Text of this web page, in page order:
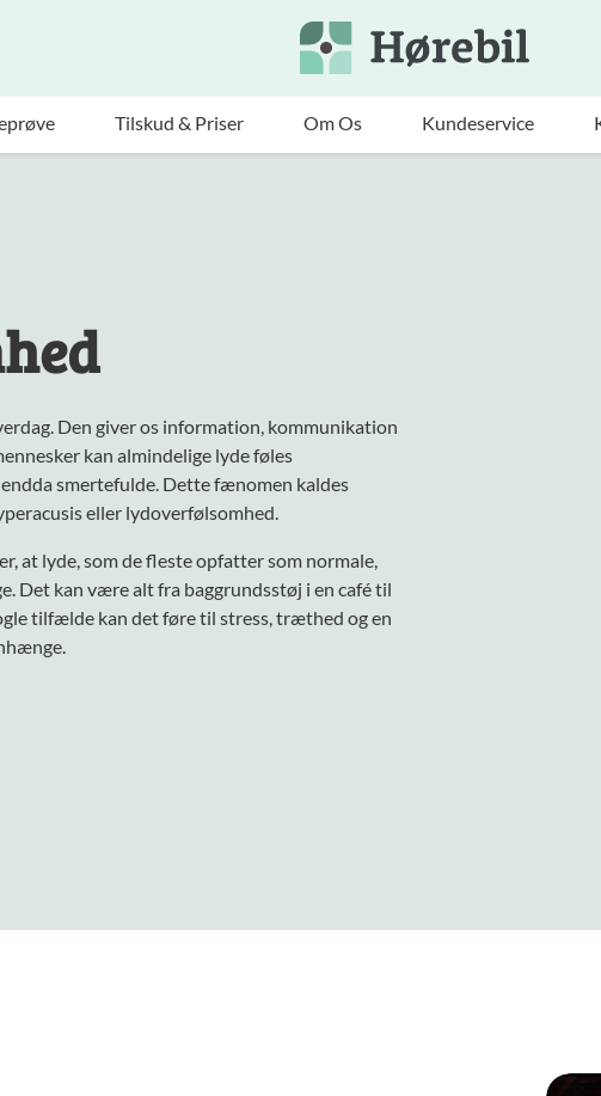
Tilskud & Priser Om Os Kundeservice
Den giver os information, kommunikation
kan almindelige lyde føles
smertefulde. Dette fænomen kaldes
eller lydoverfølsomhed.
at lyde, som de fleste opfatter som normale,
Det kan være alt fra baggrundsstøj i en café til
tilfælde kan det føre til stress, træthed og en